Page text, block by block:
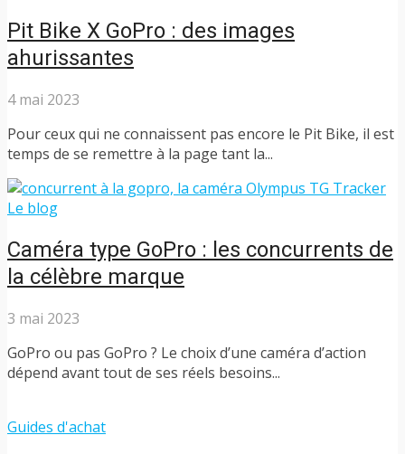
Pit Bike X GoPro : des images
ahurissantes
4 mai 2023
Pour ceux qui ne connaissent pas encore le Pit Bike, il est
temps de se remettre à la page tant la...
Le blog
Caméra type GoPro : les concurrents de
la célèbre marque
3 mai 2023
GoPro ou pas GoPro ? Le choix d’une caméra d’action
dépend avant tout de ses réels besoins...
Guides d'achat